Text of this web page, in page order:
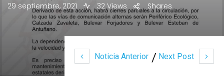
Noticia Anterior Next Post
29 septiembre, 2021 32 Views Shares